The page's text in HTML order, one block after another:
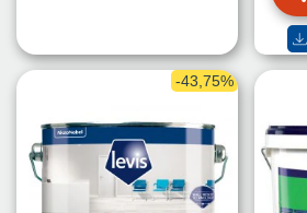
-43,75%